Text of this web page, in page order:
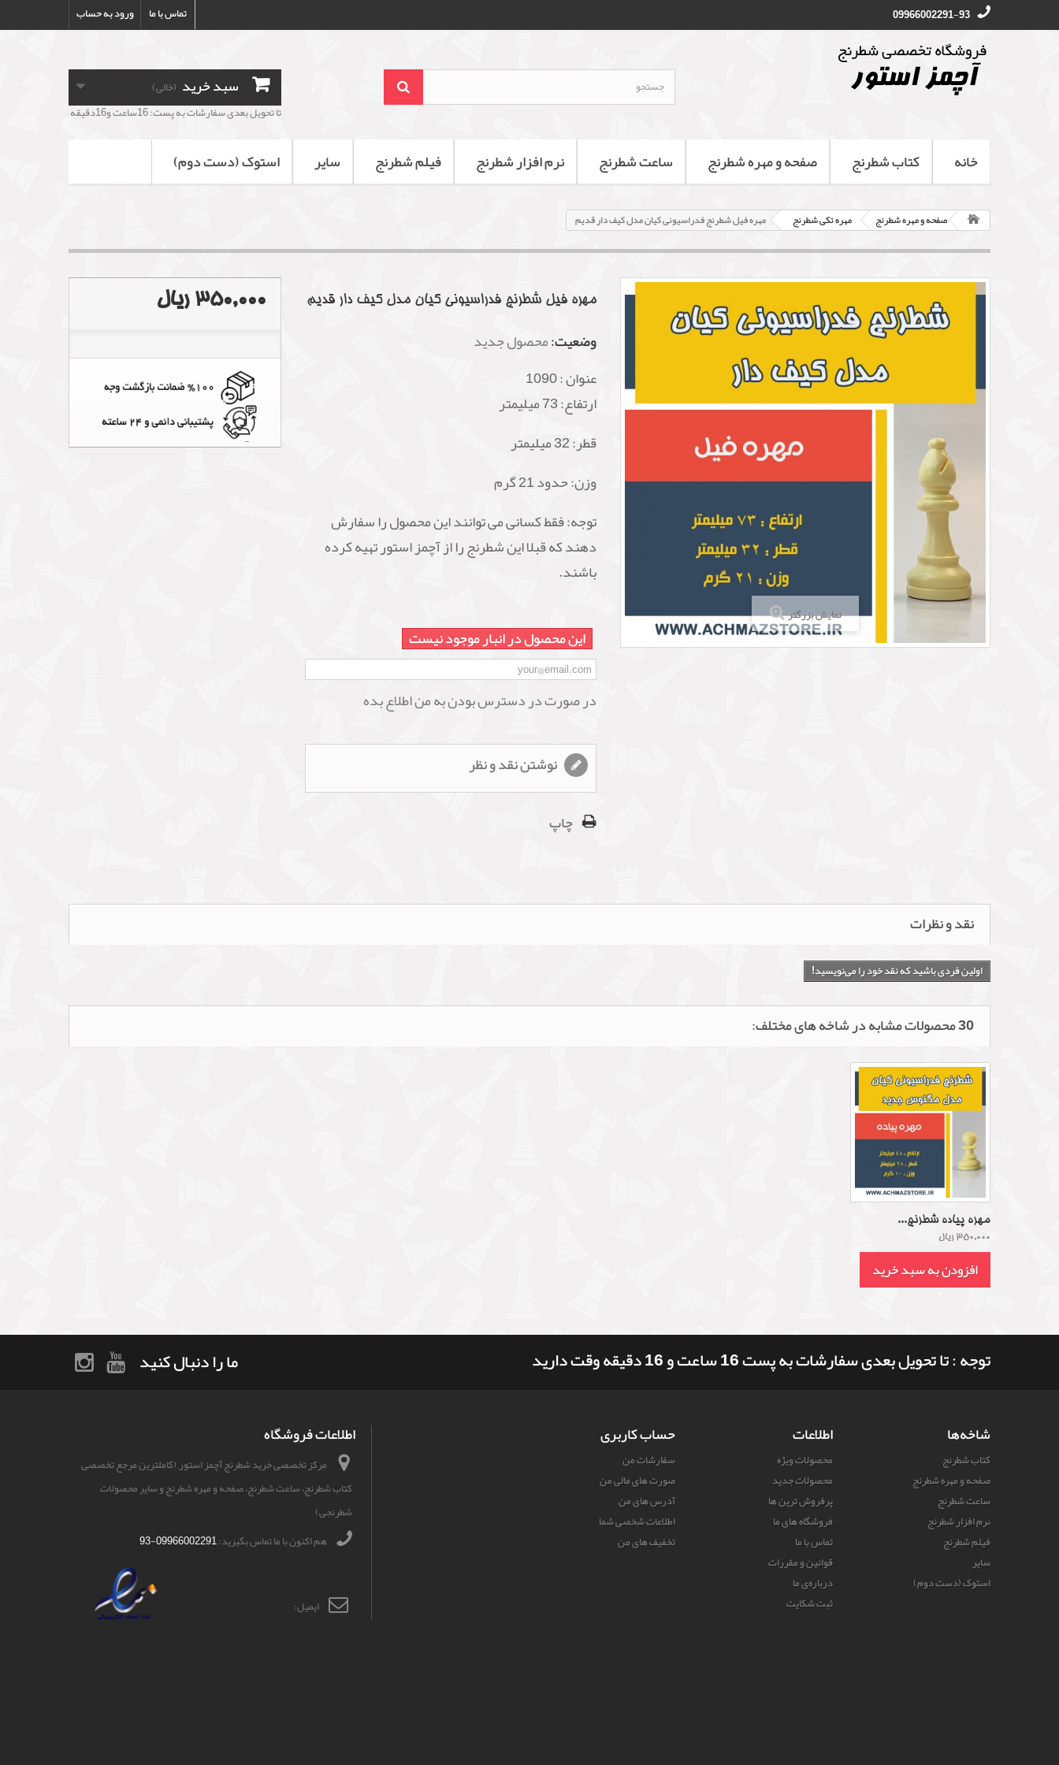
ورود به حساب تماس با ما 09966002291-93
سبد خرید (خالی)
تا تحویل بعدی سفارشات به پست: 16ساعت و16دقیقه
خانه کتاب شطرنج صفحه و مهره شطرنج ساعت شطرنج نرم افزار شطرنج فیلم شطرنج سایر استوک (دست دوم)
صفحه و مهره شطرنج مهره تکی شطرنج مهره فیل شطرنج فدراسیونی کیان مدل کیف دار قدیم
نمایش بزرگتر
مهره فیل شطرنج فدراسیونی کیان مدل کیف دار قدیم
وضعیت:محصول جدید
عنوان :1090
ارتفاع: 73 میلیمتر
قطر: 32 میلیمتر
وزن: حدود 21 گرم
توجه: فقط کسانی می توانند این محصول را سفارش
دهند که قبلا این شطرنج را از آچمز استور تهیه کرده
باشند.
این محصول در انبار موجود نیست
در صورت در دسترس بودن به من اطلاع بده
نوشتن نقد و نظر
چاپ
350,000 ریال
نقد و نظرات
اولین فردی باشید که نقد خود را می‌نویسید!
30 محصولات مشابه در شاخه های مختلف:
مهره پیاده شطرنج...
350,000 ریال
افزودن به سبد خرید
توجه : تا تحویل بعدی سفارشات به پست 16 ساعت و 16 دقیقه وقت دارید ما را دنبال کنید
شاخه‌ها
کتاب شطرنج
صفحه و مهره شطرنج
ساعت شطرنج
نرم افزار شطرنج
فیلم شطرنج
سایر
استوک (دست دوم)
اطلاعات
محصولات ویژه
محصولات جدید
پرفروش ترین‌ ها
فروشگاه های ما
تماس با ما
قوانین و مقررات
درباره‌ی ما
ثبت شکایت
حساب کاربری
سفارشات من
صورت های مالی من
آدرس های من
اطلاعات شخصی شما
تخفیف های من
اطلاعات فروشگاه
مرکز تخصصی خرید شطرنج آچمز استور, (کاملترین مرجع تخصصی
کتاب شطرنج، ساعت شطرنج، صفحه و مهره شطرنج و سایر محصولات
شطرنجی)
هم اکنون با ما تماس بگیرید:09966002291-93
ایمیل: